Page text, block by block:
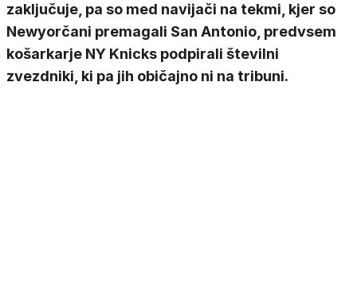
zaključuje, pa so med navijači na tekmi, kjer so
Newyorčani premagali San Antonio, predvsem
košarkarje NY Knicks podpirali številni
zvezdniki, ki pa jih običajno ni na tribuni.